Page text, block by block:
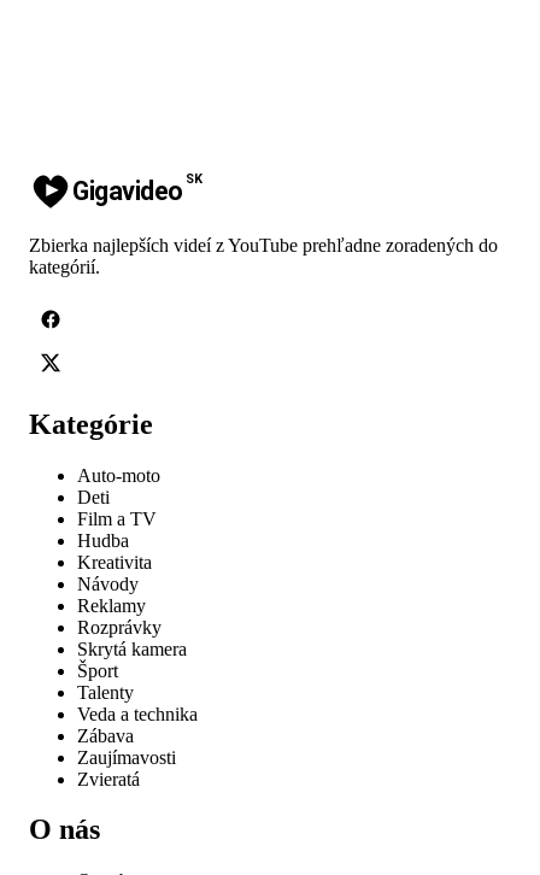
Gigavideo SK
Zbierka najlepších videí z YouTube prehľadne zoradených do
kategórií.
Kategórie
Auto-moto
Deti
Film a TV
Hudba
Kreativita
Návody
Reklamy
Rozprávky
Skrytá kamera
Šport
Talenty
Veda a technika
Zábava
Zaujímavosti
Zvieratá
O nás